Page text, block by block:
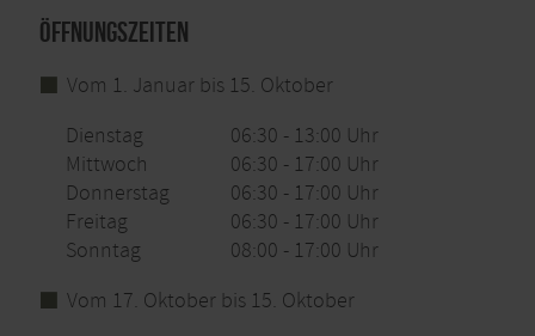
Öffnungszeiten
Vom 1. Januar bis 15. Oktober
Dienstag
06:30 - 13:00 Uhr
Mittwoch
06:30 - 17:00 Uhr
Donnerstag
06:30 - 17:00 Uhr
Freitag
06:30 - 17:00 Uhr
Sonntag
08:00 - 17:00 Uhr
Vom 17. Oktober bis 15. Oktober